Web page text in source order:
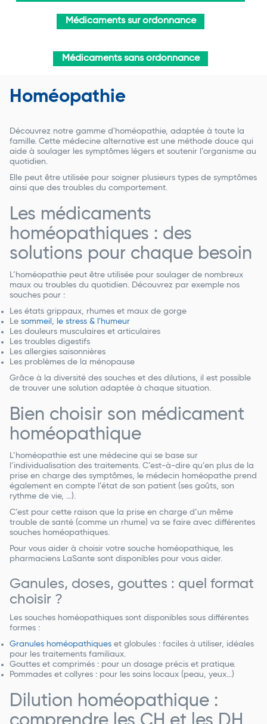
Médicaments sur ordonnance
Médicaments sans ordonnance
Homéopathie
Découvrez notre gamme d'homéopathie, adaptée à toute la
famille. Cette médecine alternative est une méthode douce qui
aide à soulager les symptômes légers et soutenir l’organisme au
quotidien.
Elle peut être utilisée pour soigner plusieurs types de symptômes
ainsi que des troubles du comportement.
Les médicaments
homéopathiques : des
solutions pour chaque besoin
L’homéopathie peut être utilisée pour soulager de nombreux
maux ou troubles du quotidien. Découvrez par exemple nos
souches pour :
Les états grippaux, rhumes et maux de gorge
Le sommeil, le stress & l'humeur
Les douleurs musculaires et articulaires
Les troubles digestifs
Les allergies saisonnières
Les problèmes de la ménopause
Grâce à la diversité des souches et des dilutions, il est possible
de trouver une solution adaptée à chaque situation.
Bien choisir son médicament
homéopathique
L’homéopathie est une médecine qui se base sur
l’individualisation des traitements. C’est-à-dire qu’en plus de la
prise en charge des symptômes, le médecin homéopathe prend
également en compte l’état de son patient (ses goûts, son
rythme de vie, …).
C’est pour cette raison que la prise en charge d’un même
trouble de santé (comme un rhume) va se faire avec différentes
souches homéopathiques.
Pour vous aider à choisir votre souche homéopathique, les
pharmaciens LaSante sont disponibles pour vous aider.
Ganules, doses, gouttes : quel format
choisir ?
Les souches homéopathiques sont disponibles sous différentes
formes :
Granules homéopathiques et globules : faciles à utiliser, idéales
pour les traitements familiaux.
Gouttes et comprimés : pour un dosage précis et pratique.
Pommades et collyres : pour les soins locaux (peau, yeux…)
Dilution homéopathique :